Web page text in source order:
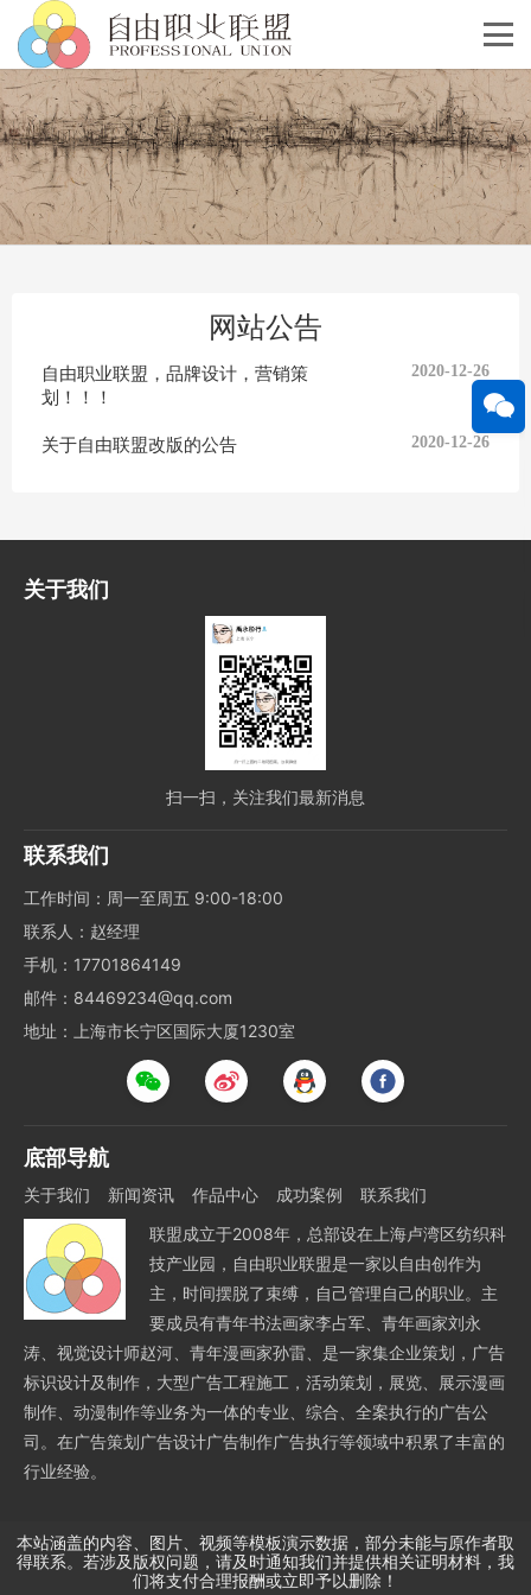
网站公告
自由职业联盟，品牌设计，营销策
划！！！
2020-12-26
关于自由联盟改版的公告 2020-12-26
关于我们
扫一扫，关注我们最新消息
联系我们
工作时间：周一至周五 9:00-18:00
联系人：赵经理
手机：17701864149
邮件：84469234@qq.com
地址：上海市长宁区国际大厦1230室
底部导航
关于我们 新闻资讯 作品中心 成功案例
联系我们
联盟成立于2008年，总部设在上海卢湾区纺织科
技产业园，自由职业联盟是一家以自由创作为
主，时间摆脱了束缚，自己管理自己的职业。主
要成员有青年书法画家李占军、青年画家刘永
涛、视觉设计师赵河、青年漫画家孙雷、是一家集企业策划，广告
标识设计及制作，大型广告工程施工，活动策划，展览、展示漫画
制作、动漫制作等业务为一体的专业、综合、全案执行的广告公
司。在广告策划广告设计广告制作广告执行等领域中积累了丰富的
行业经验。
本站涵盖的内容、图片、视频等模板演示数据，部分未能与原作者取
得联系。若涉及版权问题，请及时通知我们并提供相关证明材料，我
们将支付合理报酬或立即予以删除！